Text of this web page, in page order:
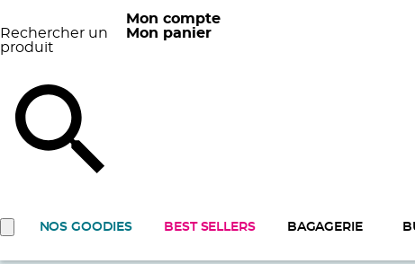
Rechercher un
produit
Mon compte
Mon panier
NOS GOODIES BEST SELLERS BAGAGERIE